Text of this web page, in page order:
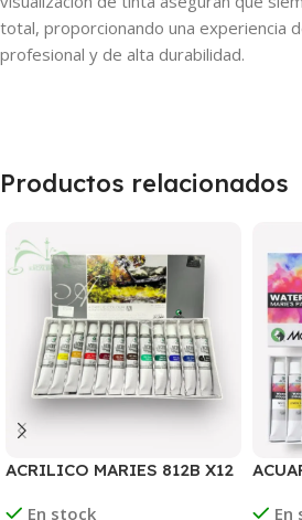
total, proporcionando una experiencia
profesional y de alta durabilidad.
Productos relacionados
ACRILICO MARIES 812B X12
En stock En